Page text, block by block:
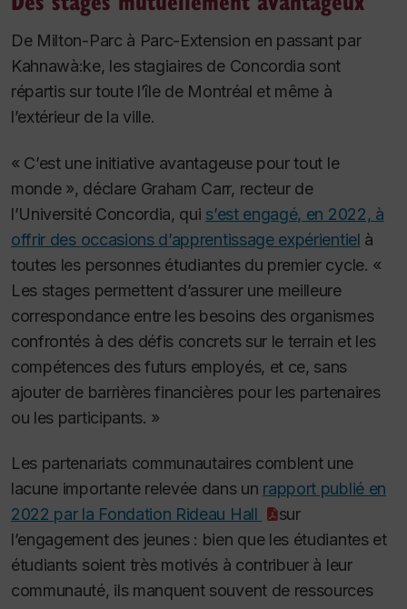
De Milton-Parc à Parc-Extension en passant par
Kahnawà:ke, les stagiaires de Concordia sont
répartis sur toute l’île de Montréal et même à
l’extérieur de la ville.
« C’est une initiative avantageuse pour tout le
monde », déclare Graham Carr, recteur de
l’Université Concordia, qui s’est engagé, en 2022, à
offrir des occasions d’apprentissage expérientiel à
toutes les personnes étudiantes du premier cycle. «
Les stages permettent d’assurer une meilleure
correspondance entre les besoins des organismes
confrontés à des défis concrets sur le terrain et les
compétences des futurs employés, et ce, sans
ajouter de barrières financières pour les partenaires
ou les participants. »
Les partenariats communautaires comblent une
lacune importante relevée dans un rapport publié en
2022 par la Fondation Rideau Hall
sur
l’engagement des jeunes : bien que les étudiantes et
étudiants soient très motivés à contribuer à leur
communauté, ils manquent souvent de ressources